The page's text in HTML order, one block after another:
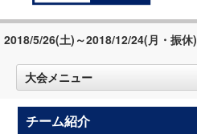
2018/5/26(土)～2018/12/24(月・振休)
大会メニュー
チーム紹介